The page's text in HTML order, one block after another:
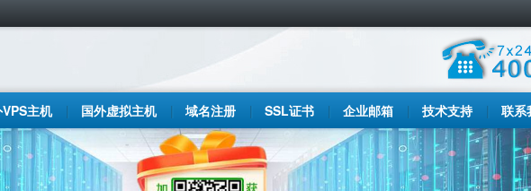
主机 国外虚拟主机 域名注册 SSL证书 企业邮箱 技术支持 联系